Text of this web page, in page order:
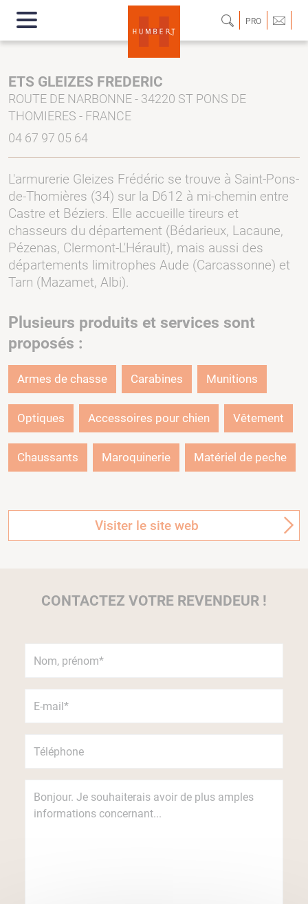
PRO
ETS GLEIZES FREDERIC
ROUTE DE NARBONNE - 34220 ST PONS DE
THOMIERES - FRANCE
04 67 97 05 64
L'armurerie Gleizes Frédéric se trouve à Saint-Pons-
de-Thomières (34) sur la D612 à mi-chemin entre
Castre et Béziers. Elle accueille tireurs et
chasseurs du département (Bédarieux, Lacaune,
Pézenas, Clermont-L'Hérault), mais aussi des
départements limitrophes Aude (Carcassonne) et
Tarn (Mazamet, Albi).
Plusieurs produits et services sont
proposés :
Armes de chasse Carabines Munitions
Optiques Accessoires pour chien Vêtement
Chaussants Maroquinerie Matériel de peche
Visiter le site web
CONTACTEZ VOTRE REVENDEUR !